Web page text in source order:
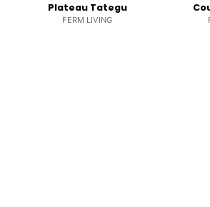
Plateau Tategu
FERM LIVING